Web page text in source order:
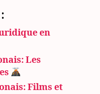
en
Les
Films et